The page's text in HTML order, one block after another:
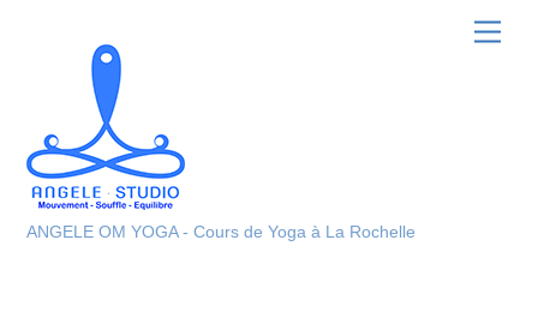
ANGELE OM YOGA - Cours de Yoga à La Rochelle